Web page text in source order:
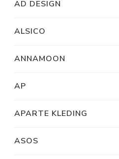
AD DESIGN
ALSICO
ANNAMOON
AP
APARTE KLEDING
ASOS